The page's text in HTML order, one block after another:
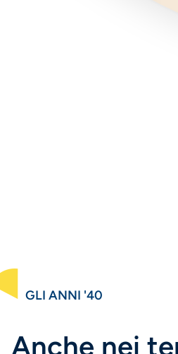
GLI ANNI '40
Anche nei